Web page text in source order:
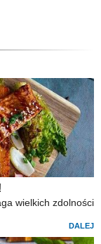
wielkich zdolności
DALEJ